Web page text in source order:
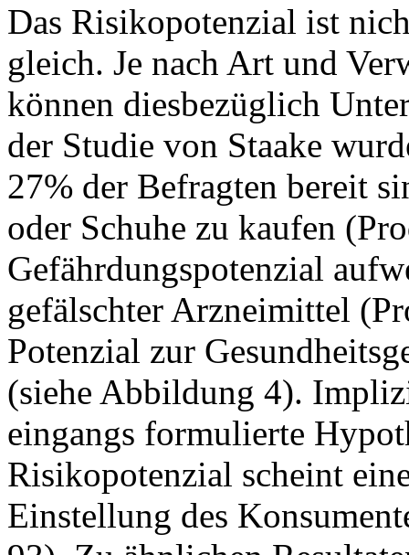
Das Risikopotenzial ist
gleich. Je nach Art und
können diesbezüglich
der Studie von Staake
27% der Befragten bereit
oder Schuhe zu kaufen
Gefährdungspotenzial
gefälschter Arzneimittel
Potenzial zur
(siehe Abbildung 4).
eingangs formulierte
Risikopotenzial scheint
Einstellung des